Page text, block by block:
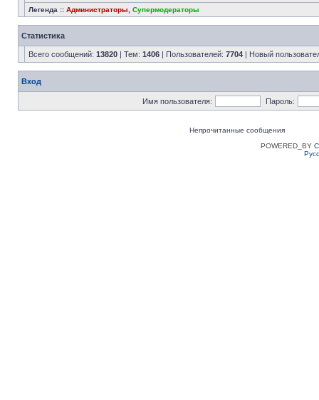
Легенда :: Администраторы Супермодераторы
Статистика
Всего сообщений: 13820 | Тем: 1406 | Пользователей: 7704 | Новый
Вход
Имя пользователя: Пароль:
Непрочитанные сообщения
POWERED_BY